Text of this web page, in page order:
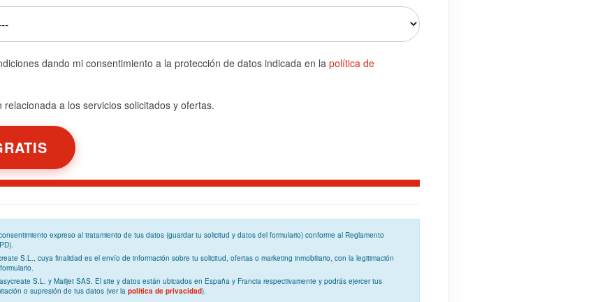
dando mi consentimiento a la protección de datos indicada en la política de
a los servicios solicitados y ofertas.
expreso al tratamiento de tus datos (guardar tu solicitud y datos del formulario) conforme al Reglamento
.
S.L., cuya finalidad es el envío de información sobre tu solicitud, ofertas o marketing inmobiliario, con la legitimación
S.L. y Mailjet SAS. El site y datos están ubicados en España y Francia respectivamente y podrás ejercer tus
o supresión de tus datos (ver la política de privacidad).